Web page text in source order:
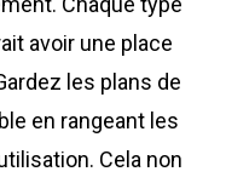
avoir une place
les plans de
en rangeant les
Cela non